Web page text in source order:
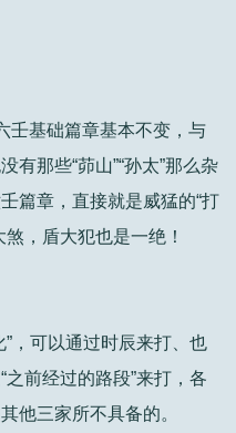
壬基础篇章基本不变，与
有那些“茆山”“孙太”那么杂
篇章，直接就是威猛的“打
，盾大犯也是一绝！
，可以通过时辰来打、也
前经过的路段”来打，各
他三家所不具备的。